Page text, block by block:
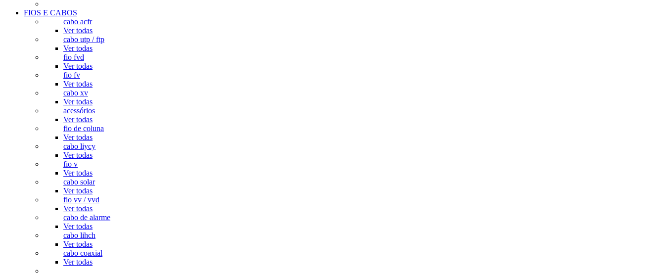
FIOS E CABOS
cabo acfr
Ver todas
cabo utp / ftp
Ver todas
fio fvd
Ver todas
fio fv
Ver todas
cabo xv
Ver todas
acessórios
Ver todas
fio de coluna
Ver todas
cabo liycy
Ver todas
fio v
Ver todas
cabo solar
Ver todas
fio vv / vvd
Ver todas
cabo de alarme
Ver todas
cabo lihch
Ver todas
cabo coaxial
Ver todas